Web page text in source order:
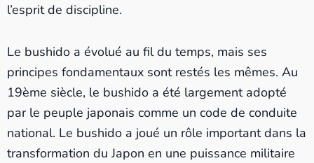
l’esprit de discipline.
Le bushido a évolué au fil du temps, mais ses
principes fondamentaux sont restés les mêmes. Au
19ème siècle, le bushido a été largement adopté
par le peuple japonais comme un code de conduite
national. Le bushido a joué un rôle important dans la
transformation du Japon en une puissance militaire